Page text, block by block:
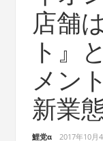
店舗
ト』
メン
新業
鯉党α 2017年10月